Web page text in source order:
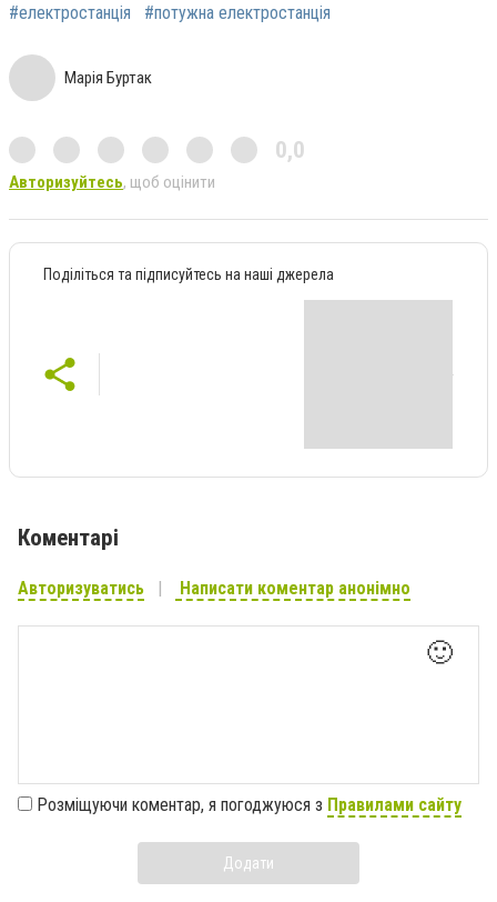
#електростанція #потужна електростанція
Марія Буртак
0,0
Авторизуйтесь, щоб оцінити
Поділіться та підписуйтесь на наші джерела
Коментарі
Авторизуватись Написати коментар анонімно
🙂
Розміщуючи коментар, я погоджуюся з Правилами сайту
Додати